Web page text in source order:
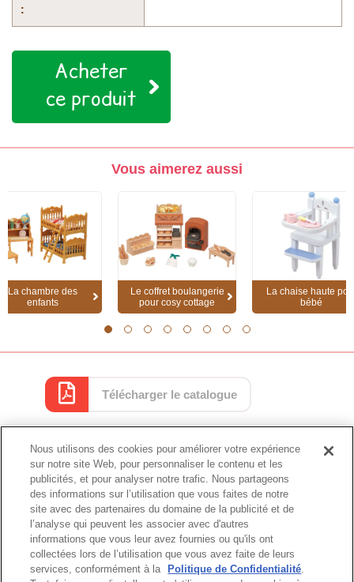
:
Acheter
ce produit
Vous aimerez aussi
La chambre des
enfants
Le coffret boulangerie
pour cosy cottage
La chaise haute
bébé
Télécharger le catalogue
Catalogue
Haut de page
Nous utilisons des cookies pour améliorer votre expérience
sur notre site Web, pour personnaliser le contenu et les
publicités, et pour analyser notre trafic. Nous partageons
des informations sur l’utilisation que vous faites de notre
site avec des partenaires du domaine de la publicité et de
l’analyse qui peuvent les associer avec d'autres
informations que vous leur avez fournies ou qu'ils ont
collectées lors de l’utilisation que vous avez faite de leurs
services, conformément à la
Politique de Confidentialité.